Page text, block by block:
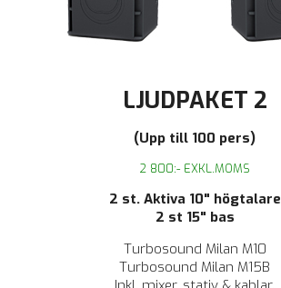
LJUDPAKET 2
(Upp till 100 pers)
2 800:- EXKL.MOMS
2 st. Aktiva 10" högtalare
2 st 15" bas
Turbosound Milan M10
Turbosound Milan M15B